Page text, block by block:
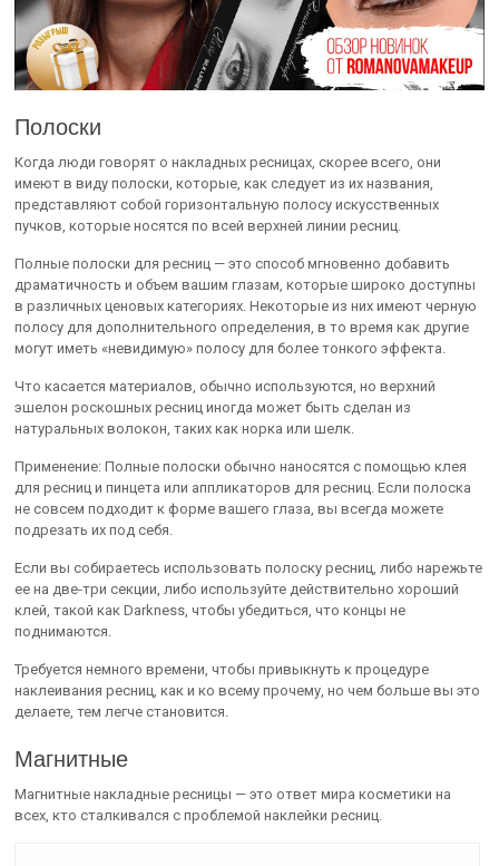
Полоски
Когда люди говорят о накладных ресницах, скорее всего, они
имеют в виду полоски, которые, как следует из их названия,
представляют собой горизонтальную полосу искусственных
пучков, которые носятся по всей верхней линии ресниц.
Полные полоски для ресниц — это способ мгновенно добавить
драматичность и объем вашим глазам, которые широко доступны
в различных ценовых категориях. Некоторые из них имеют черную
полосу для дополнительного определения, в то время как другие
могут иметь «невидимую» полосу для более тонкого эффекта.
Что касается материалов, обычно используются, но верхний
эшелон роскошных ресниц иногда может быть сделан из
натуральных волокон, таких как норка или шелк.
Применение: Полные полоски обычно наносятся с помощью клея
для ресниц и пинцета или аппликаторов для ресниц. Если полоска
не совсем подходит к форме вашего глаза, вы всегда можете
подрезать их под себя.
Если вы собираетесь использовать полоску ресниц, либо нарежьте
ее на две-три секции, либо используйте действительно хороший
клей, такой как Darkness, чтобы убедиться, что концы не
поднимаются.
Требуется немного времени, чтобы привыкнуть к процедуре
наклеивания ресниц, как и ко всему прочему, но чем больше вы это
делаете, тем легче становится.
Магнитные
Магнитные накладные ресницы — это ответ мира косметики на
всех, кто сталкивался с проблемой наклейки ресниц.